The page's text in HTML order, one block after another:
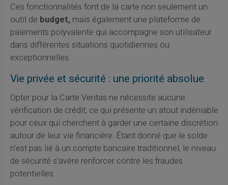
Ces fonctionnalités font de la carte non seulement un
outil de budget,mais également une plateforme de
paiements polyvalente qui accompagne son utilisateur
dans différentes situations quotidiennes ou
exceptionnelles.
Vie privée et sécurité : une priorité absolue
Opter pour la Carte Veritas ne nécessite aucune
vérification de crédit, ce qui présente un atout indéniable
pour ceux qui cherchent à garder une certaine discrétion
autour de leur vie financière. Étant donné que le solde
n'est pas lié à un compte bancaire traditionnel, le niveau
de sécurité s'avère renforcer contre les fraudes
potentielles.